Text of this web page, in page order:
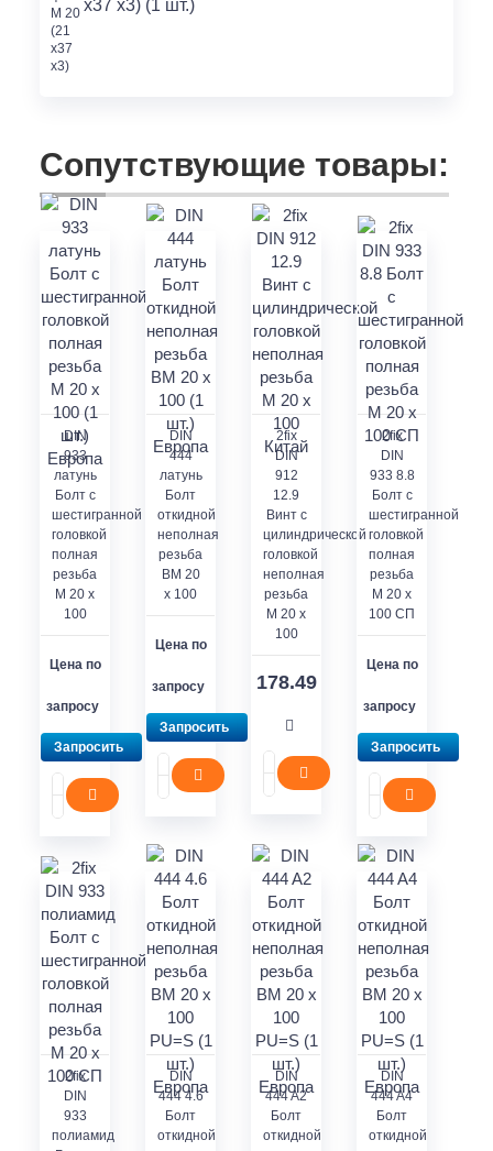
x37 x3) (1 шт.)
Сопутствующие товары:
DIN
933
латунь
Болт с
шестигранной
головкой
полная
резьба
M 20 x
100
Цена по
запросу
Запросить
DIN
444
латунь
Болт
откидной
неполная
резьба
BM 20
x 100
Цена по
запросу
Запросить
2fix
DIN
912
12.9
Винт с
цилиндрической
головкой
неполная
резьба
M 20 x
100
178.49
2fix
DIN
933 8.8
Болт с
шестигранной
головкой
полная
резьба
M 20 x
100 СП
Цена по
запросу
Запросить
2fix
DIN
933
полиамид
DIN
444 4.6
Болт
откидной
DIN
444 A2
Болт
откидной
DIN
444 A4
Болт
откидной